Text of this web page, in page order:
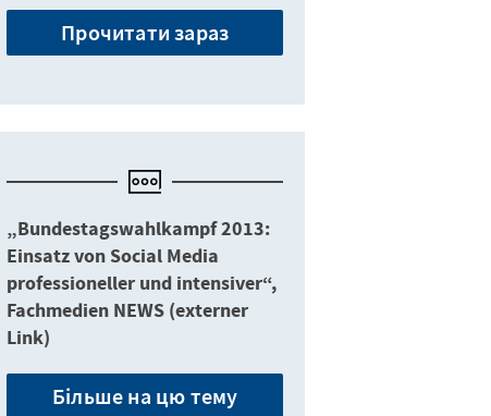
Прочитати зараз
„Bundestagswahlkampf 2013:
Einsatz von Social Media
professioneller und intensiver“,
Fachmedien NEWS (externer
Link)
Більше на цю тему